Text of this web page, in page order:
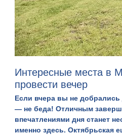
Интересные места в
провести вечер
Если вчера вы не
— не беда! Отличным
впечатлениями дня станет
именно здесь.Октябрьская